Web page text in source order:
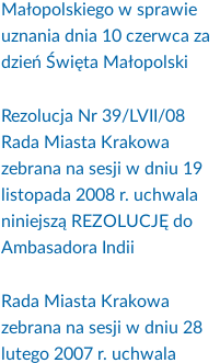
Małopolskiego w sprawie
uznania dnia 10 czerwca za
dzień Święta Małopolski
Rezolucja Nr 39/LVII/08
Rada Miasta Krakowa
zebrana na sesji w dniu 19
listopada 2008 r. uchwala
niniejszą REZOLUCJĘ do
Ambasadora Indii
Rada Miasta Krakowa
zebrana na sesji w dniu 28
lutego 2007 r. uchwala